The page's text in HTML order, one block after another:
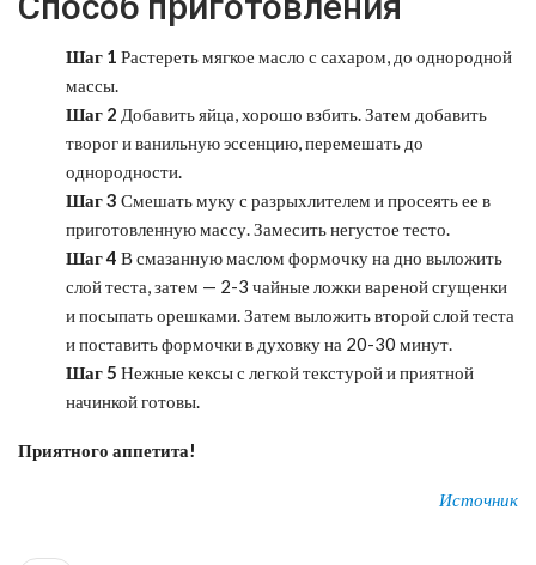
Шаг 1 Растереть мягкое масло с сахаром, до однородной
массы.
Шаг 2 Добавить яйца, хорошо взбить. Затем добавить
творог и ванильную эссенцию, перемешать до
однородности.
Шаг 3 Смешать муку с разрыхлителем и просеять ее в
приготовленную массу. Замесить негустое тесто.
Шаг 4 В смазанную маслом формочку на дно выложить
слой теста, затем — 2-3 чайные ложки вареной сгущенки
и посыпать орешками. Затем выложить второй слой теста
и поставить формочки в духовку на 20-30 минут.
Шаг 5 Нежные кексы с легкой текстурой и приятной
начинкой готовы.
Приятного аппетита!
Источник